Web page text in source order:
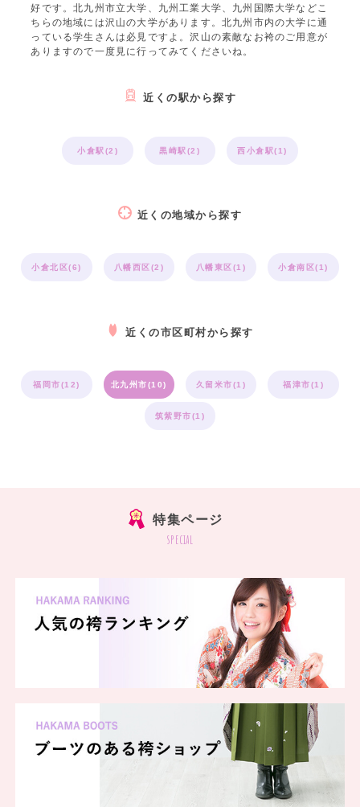
好です。北九州市立大学、九州工業大学、九州国際大学などこ
ちらの地域には沢山の大学があります。北九州市内の大学に通
っている学生さんは必見ですよ。沢山の素敵なお袴のご用意が
ありますので一度見に行ってみてくださいね。
近くの駅から探す
小倉駅(2) 黒崎駅(2) 西小倉駅(1)
近くの地域から探す
小倉北区(6) 八幡西区(2) 八幡東区(1) 小倉南区(1)
近くの市区町村から探す
福岡市(12) 北九州市(10) 久留米市(1) 福津市(1)
筑紫野市(1)
特集ページ
special